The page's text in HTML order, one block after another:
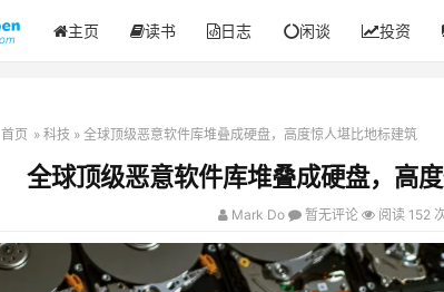
主页 读书 日志 闲谈 投资
首页 » 科技 » 全球顶级恶意软件库堆叠成硬盘，高度惊人堪比地标建筑
全球顶级恶意软件库堆叠成硬盘，高
Mark Do 暂无评论 阅读 152